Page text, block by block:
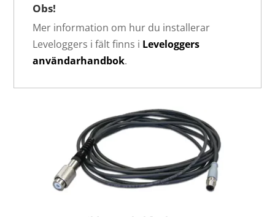
Obs!
Mer information om hur du installerar
Leveloggers i fält finns i Leveloggers
användarhandbok.